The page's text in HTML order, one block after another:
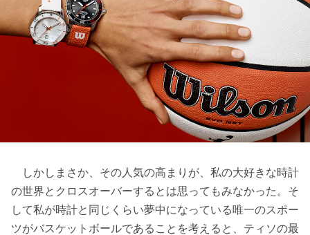
しかしまさか、その人気の高まりが、私の大好きな時計
の世界とクロスオーバーするとは思ってもみなかった。そ
して私が時計と同じくらい夢中になっている唯一のスポー
ツがバスケットボールであることを考えると、ティソの最